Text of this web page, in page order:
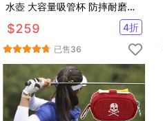
水壺 大容量吸管杯 防摔耐磨耐
熱 有刻度 隨行杯 健身水壺
$259 4折
已售36